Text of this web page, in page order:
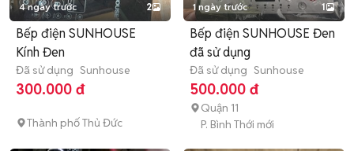
4 ngày trước 2
Bếp điện SUNHOUSE
Kính Đen
Đã sử dụng Sunhouse
300.000 đ
Thành phố Thủ Đức
1 ngày trước 1
Bếp điện SUNHOUSE Đen
đã sử dụng
Đã sử dụng Sunhouse
500.000 đ
Quận 11
P. Bình Thới mới